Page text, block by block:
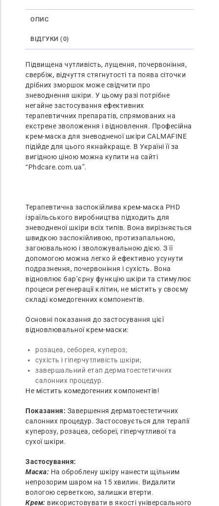
ОПИС
ВІДГУКИ (0)
Підвищена чутливість, лущення, почервоніння,
свербіж, відчуття стягнутості та поява сіточки
дрібних зморшок може свідчити про
зневоднення шкіри. У цьому разі потрібне
негайне застосування ефективних
терапевтичних препаратів, спрямованих на
екстрене зволоження і відновлення. Професійна
крем-маска для зневодненої шкіри CALMAFINE
підійде для цього якнайкраще. В Україні її за
вигідною ціною можна купити на сайті
“Phdcare.com.ua”.
Терапевтична заспокійлива крем-маска PHD
ізраїльського виробництва підходить для
зневодненої шкіри всіх типів. Вона вирізняється
швидкою заспокійливою, протизапальною,
загоювальною і зволожувальною дією. З її
допомогою можна легко й ефективно усунути
подразнення, почервоніння і сухість. Вона
відновлює бар’єрну функцію шкіри та стимулює
процеси регенерації клітин, не містить у своєму
складі комедогенних компонентів.
Основні показання до застосування цієї
відновлювальної крем-маски:
розацеа, себорея, купероз;
сухість і гіперчутливість шкіри;
завершальний етап дерматоестетичних
салонних процедур.
Не містить комедогенних компонентів!
Показання: Завершення дерматоестетичних
салонних процедур. Застосовується для терапії
куперозу, розацеа, себореї, гіперчутливої та
сухої шкіри.
Застосування:
Маска: На оброблену шкіру нанести щільним
непрозорим шаром на 15 хвилин. Видалити
вологою серветкою, залишки втерти.
Крем: використовувати в якості універсального